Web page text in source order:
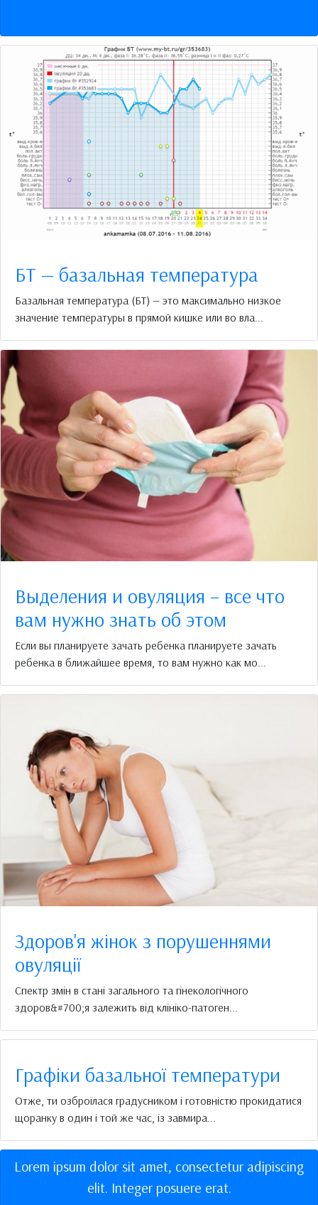
БТ — базальная температура
Базальная температура (БТ) — это максимально низкое
значение температуры в прямой кишке или во вла...
Выделения и овуляция – все что
вам нужно знать об этом
Если вы планируете зачать ребенка планируете зачать
ребенка в ближайшее время, то вам нужно как мо...
Здоров'я жінок з порушеннями
овуляції
Спектр змін в стані загального та гінекологічного
здоров&#700;я залежить від клініко-патоген...
Графіки базальної температури
Отже, ти озброїлася градусником і готовністю прокидатися
щоранку в один і той же час, із завмира...
Lorem ipsum dolor sit amet, consectetur adipiscing
elit. Integer posuere erat.